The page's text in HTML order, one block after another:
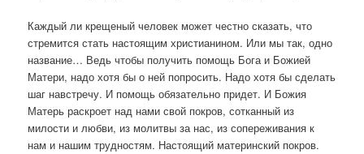
Каждый ли крещеный человек может честно сказать, что
стремится стать настоящим христианином. Или мы так, одно
название… Ведь чтобы получить помощь Бога и Божией
Матери, надо хотя бы о ней попросить. Надо хотя бы сделать
шаг навстречу. И помощь обязательно придет. И Божия
Матерь раскроет над нами свой покров, сотканный из
милости и любви, из молитвы за нас, из сопереживания к
нам и нашим трудностям. Настоящий материнский покров.